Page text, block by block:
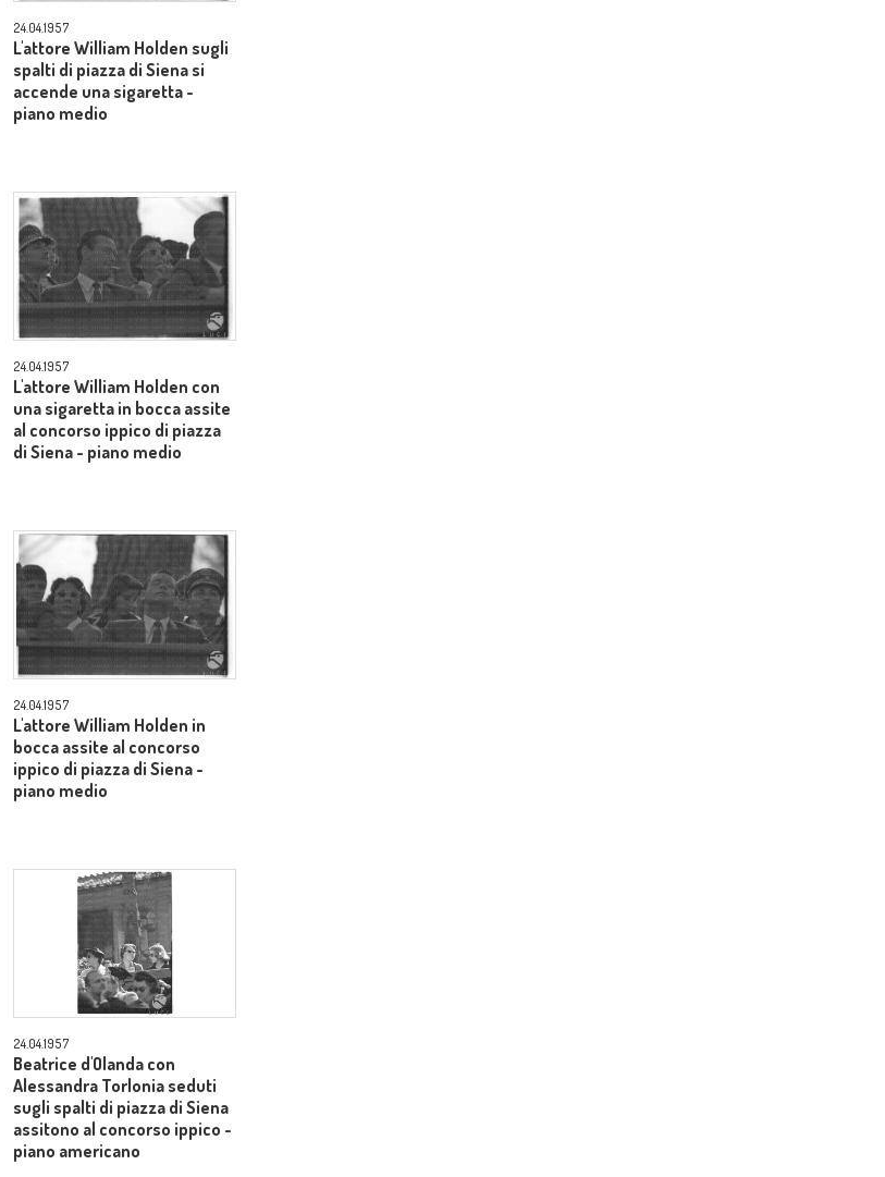
24.04.1957
L'attore William Holden sugli
spalti di piazza di Siena si
accende una sigaretta -
piano medio
24.04.1957
L'attore William Holden con
una sigaretta in bocca assite
al concorso ippico di piazza
di Siena - piano medio
24.04.1957
L'attore William Holden in
bocca assite al concorso
ippico di piazza di Siena -
piano medio
24.04.1957
Beatrice d'Olanda con
Alessandra Torlonia seduti
sugli spalti di piazza di Siena
assitono al concorso ippico -
piano americano